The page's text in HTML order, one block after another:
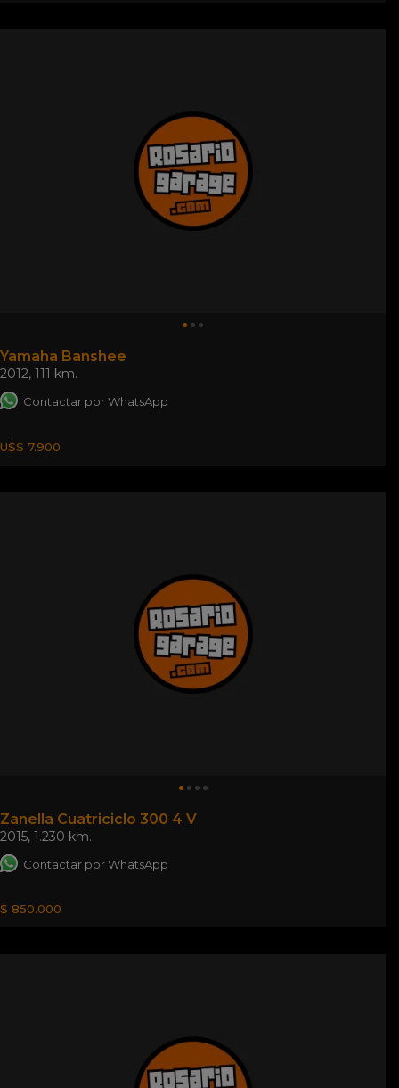
Yamaha Banshee
2012, 111 km.
Contactar por WhatsApp
U$S 7.900
Zanella Cuatriciclo 300 4 V
2015, 1.230 km.
Contactar por WhatsApp
$ 850.000